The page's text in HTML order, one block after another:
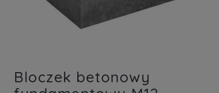
Bloczek betonowy